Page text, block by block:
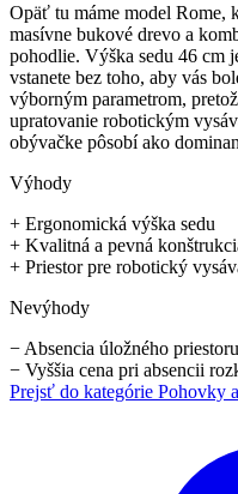
Opäť tu máme model Rome,
masívne bukové drevo a
pohodlie. Výška sedu 46 cm
vstanete bez toho, aby vás
výborným parametrom,
upratovanie robotickým
obývačke pôsobí ako
Výhody
+ Ergonomická výška sedu
+ Kvalitná a pevná
+ Priestor pre robotický
Nevýhody
− Absencia úložného priestoru
− Vyššia cena pri absencii
Prejsť do kategórie Pohovky